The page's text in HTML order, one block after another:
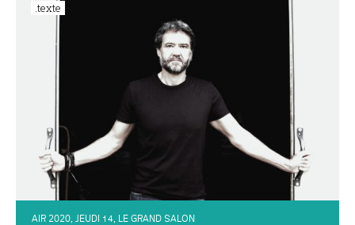
.texte
AIR 2020, JEUDI 14, LE GRAND SALON